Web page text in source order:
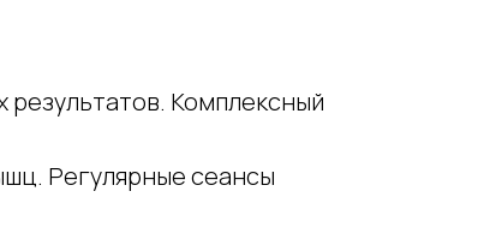
результатов. Комплексный
Регулярные сеансы